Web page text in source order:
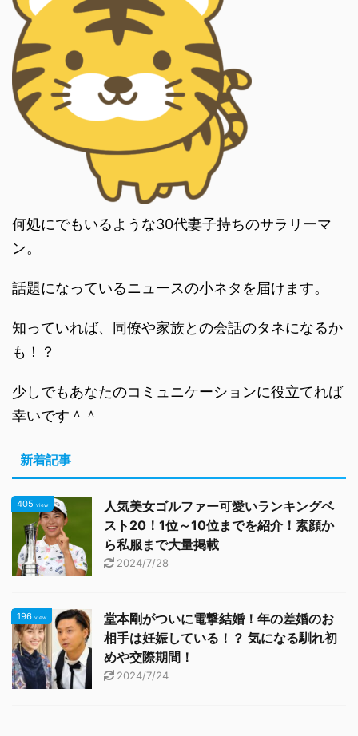
何処にでもいるような30代妻子持ちのサラリーマ
ン。
話題になっているニュースの小ネタを届けます。
知っていれば、同僚や家族との会話のタネになるか
も！？
少しでもあなたのコミュニケーションに役立てれば
幸いです＾＾
新着記事
405 view
人気美女ゴルファー可愛いランキングベ
スト20！1位～10位までを紹介！素顔か
ら私服まで大量掲載
2024/7/28
196 view
堂本剛がついに電撃結婚！年の差婚のお
相手は妊娠している！？ 気になる馴れ初
めや交際期間！
2024/7/24